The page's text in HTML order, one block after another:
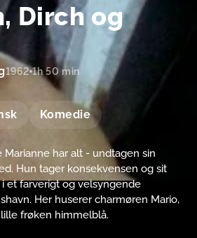
Dirch og
1962 1h 50 min
Komedie
har alt - undtagen sin
Hun tager konsekvensen og sit
et farverigt og velsyngende
Her huserer charmøren Mario,
frøken himmelblå.